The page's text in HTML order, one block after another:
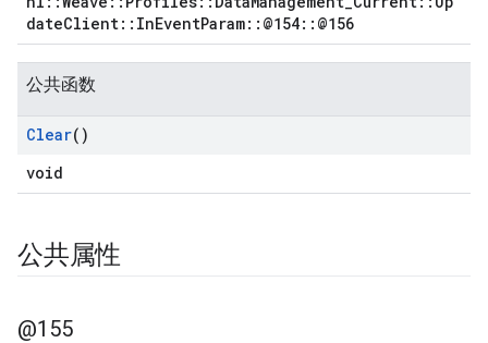
dateClient::InEventParam::@154::@156
公共函数
Clear()
void
公共属性
@155